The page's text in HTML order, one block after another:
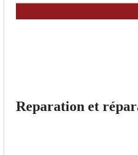
Reparation et